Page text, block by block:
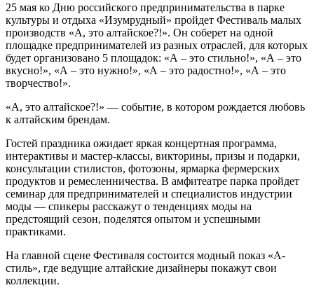
25 мая ко Дню российского предпринимательства в парке
культуры и отдыха «Изумрудный» пройдет Фестиваль малых
производств «А, это алтайское?!». Он соберет на одной
площадке предпринимателей из разных отраслей, для которых
будет организовано 5 площадок: «А – это стильно!», «А – это
вкусно!», «А – это нужно!», «А – это радостно!», «А – это
творчество!».
«А, это алтайское?!» — событие, в котором рождается любовь
к алтайским брендам.
Гостей праздника ожидает яркая концертная программа,
интерактивы и мастер-классы, викторины, призы и подарки,
консультации стилистов, фотозоны, ярмарка фермерских
продуктов и ремесленничества. В амфитеатре парка пройдет
семинар для предпринимателей и специалистов индустрии
моды — спикеры расскажут о тенденциях моды на
предстоящий сезон, поделятся опытом и успешными
практиками.
На главной сцене Фестиваля состоится модный показ «А-
стиль», где ведущие алтайские дизайнеры покажут свои
коллекции.